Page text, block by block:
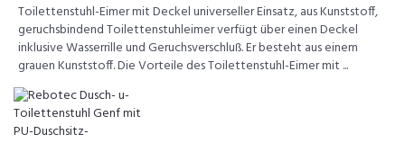
Toilettenstuhl-Eimer mit Deckel universeller Einsatz, aus Kunststoff,
geruchsbindend Toilettenstuhleimer verfügt über einen Deckel
inklusive Wasserrille und Geruchsverschluß. Er besteht aus einem
grauen Kunststoff. Die Vorteile des Toilettenstuhl-Eimer mit ...